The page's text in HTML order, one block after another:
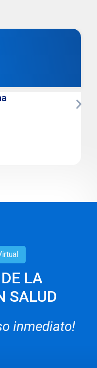
LA
SALUD
inmediato!